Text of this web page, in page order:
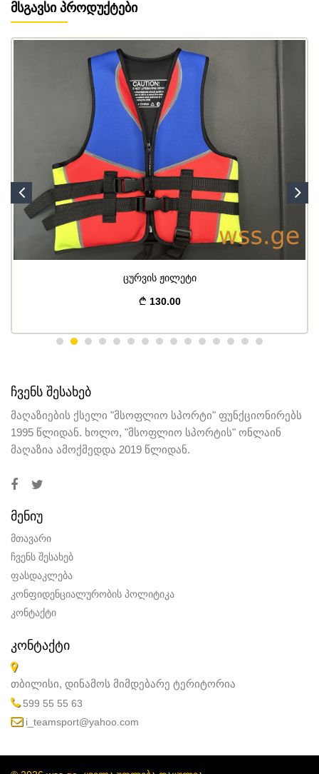
ᲛᲡᲒᲐᲕᲡᲘ ᲞᲠᲝᲓᲣᲥᲢᲔᲑᲘ
ცურვის ჟილეტი
130.00
ᲩᲕᲔᲜᲡ ᲨᲔᲡᲐᲮᲔᲑ
მაღაზიების ქსელი "მსოფლიო სპორტი" ფუნქციონირებს
1995 წლიდან. ხოლო, "მსოფლიო სპორტის" ონლაინ
მაღაზია ამოქმედდა 2019 წლიდან.
ᲛᲔᲜᲘᲣ
მთავარი
ჩვენს შესახებ
ფასდაკლება
კონფიდენციალურობის პოლიტიკა
კონტაქტი
ᲙᲝᲜᲢᲐᲥᲢᲘ
თბილისი, დინამოს მიმდებარე ტერიტორია
599 55 55 63
i_teamsport@yahoo.com